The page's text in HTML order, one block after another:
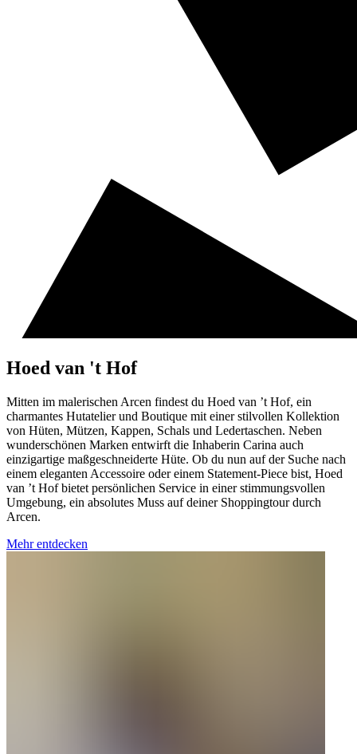
Hoed van 't Hof
Mitten im malerischen Arcen findest du Hoed van ’t Hof, ein
charmantes Hutatelier und Boutique mit einer stilvollen Kollektion
von Hüten, Mützen, Kappen, Schals und Ledertaschen. Neben
wunderschönen Marken entwirft die Inhaberin Carina auch
einzigartige maßgeschneiderte Hüte. Ob du nun auf der Suche nach
einem eleganten Accessoire oder einem Statement-Piece bist, Hoed
van ’t Hof bietet persönlichen Service in einer stimmungsvollen
Umgebung, ein absolutes Muss auf deiner Shoppingtour durch
Arcen.
Mehr entdecken